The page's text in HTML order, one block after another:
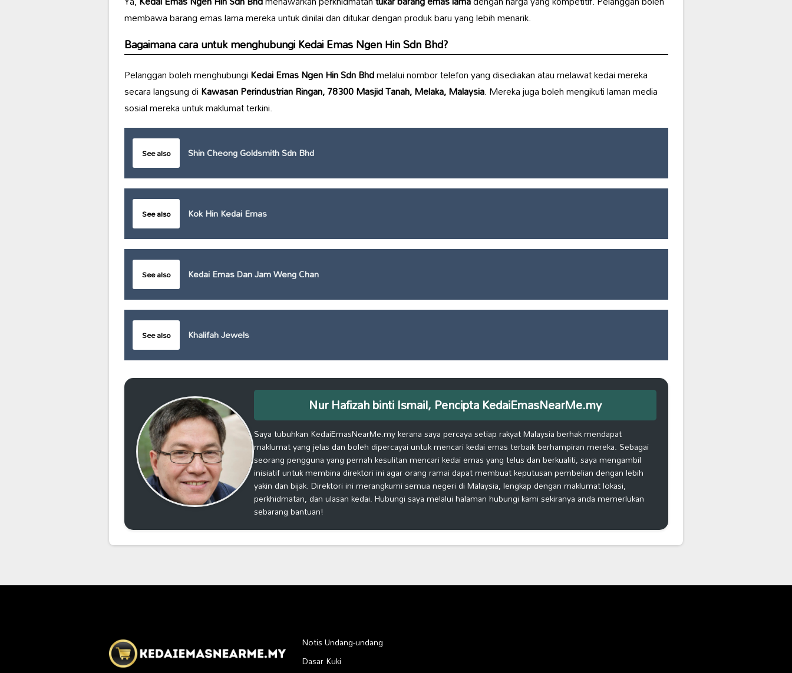
membawa barang emas lama mereka untuk dinilai dan ditukar dengan produk baru yang lebih menarik.
Bagaimana cara untuk menghubungiKedai Emas Ngen Hin Sdn Bhd?
Pelanggan boleh menghubungiKedai Emas Ngen Hin Sdn Bhdmelalui nombor telefon yang disediakan atau melawat kedai mereka
secara langsung diKawasan Perindustrian Ringan, 78300 Masjid Tanah, Melaka, Malaysia. Mereka juga boleh mengikuti laman media
sosial mereka untuk maklumat terkini.
See also Shin Cheong Goldsmith Sdn Bhd
See also Kok Hin Kedai Emas
See also Kedai Emas Dan Jam Weng Chan
See also Khalifah Jewels
Nur Hafizah binti Ismail, Pencipta KedaiEmasNearMe.my
Saya tubuhkan KedaiEmasNearMe.my kerana saya percaya setiap rakyat Malaysia berhak mendapat
maklumat yang jelas dan boleh dipercayai untuk mencari kedai emas terbaik berhampiran mereka. Sebagai
seorang pengguna yang pernah kesulitan mencari kedai emas yang telus dan berkualiti, saya mengambil
inisiatif untuk membina direktori ini agar orang ramai dapat membuat keputusan pembelian dengan lebih
yakin dan bijak. Direktori ini merangkumi semua negeri di Malaysia, lengkap dengan maklumat lokasi,
perkhidmatan, dan ulasan kedai. Hubungi saya melalui halaman hubungi kami sekiranya anda memerlukan
sebarang bantuan!
Notis Undang-undang
Dasar Kuki